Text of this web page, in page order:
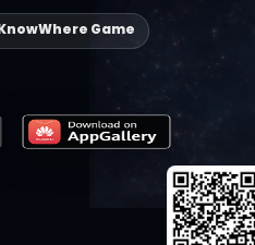
Game